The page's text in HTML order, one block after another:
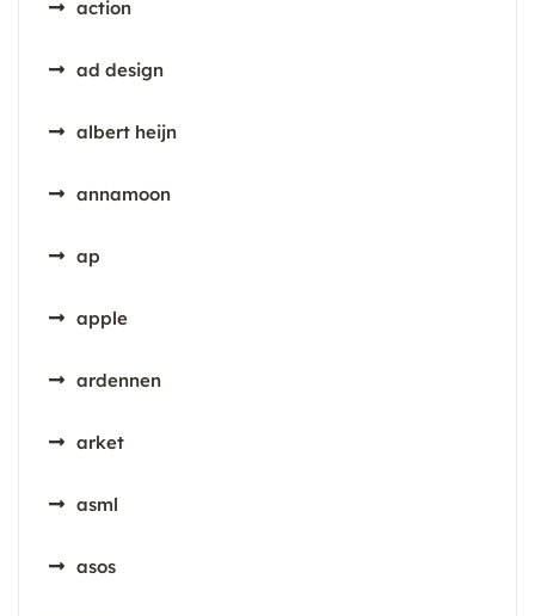
action
ad design
albert heijn
annamoon
ap
apple
ardennen
arket
asml
asos